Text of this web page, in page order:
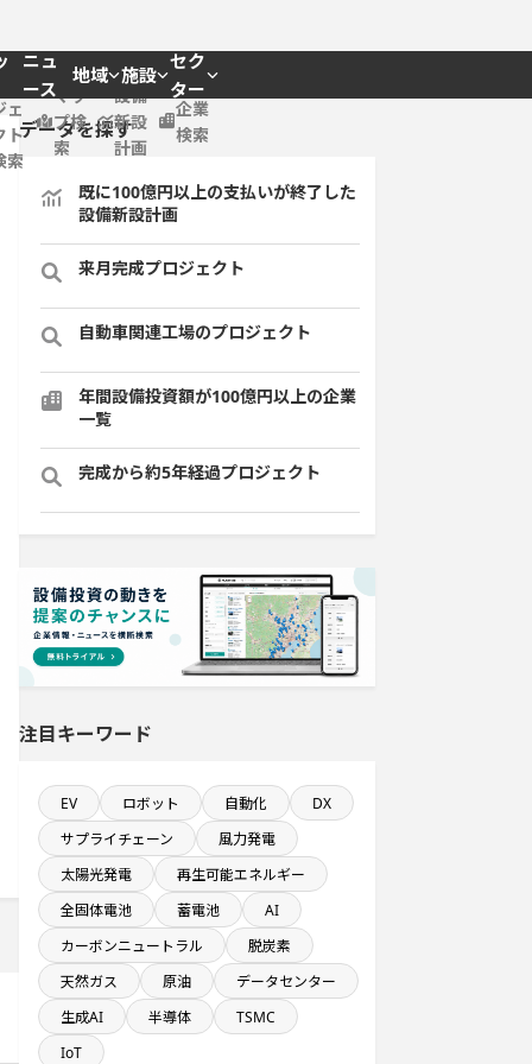
ニュ
ース
地域 施設
セク
ター
ェ
ト
索
マッ
プ検
索
設備
新設
計画
企業
検索
データを探す
既に100億円以上の支払いが終了した
設備新設計画
来月完成プロジェクト
自動車関連工場のプロジェクト
年間設備投資額が100億円以上の企業
一覧
完成から約5年経過プロジェクト
来月稼働プロジェクト
医薬品工場のプロジェクト
関東地方で投資額10億円以上プロジ
稼働から約5年経過プロジェクト
発電設備の導入を含む物流施設プロ
ジェクト
来月着工プロジェクト
従業員数100名以上プロジェクト
注目キーワード
EV ロボット 自動化
DX
サプライチェーン
風力発電
太陽光発電
再生可能エネルギー
全固体電池
蓄電池
AI
カーボンニュートラル
脱炭素
天然ガス
原油
データセンター
生成AI
半導体
TSMC
IoT